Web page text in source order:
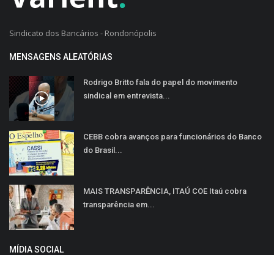
Sindicato dos Bancários - Rondonópolis
MENSAGENS ALEATÓRIAS
Rodrigo Britto fala do papel do movimento
sindical em entrevista...
CEBB cobra avanços para funcionários do Banco
do Brasil...
MAIS TRANSPARÊNCIA, ITAÚ COE Itaú cobra
transparência em...
MÍDIA SOCIAL